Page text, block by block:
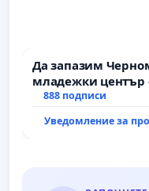
Да запазим
младежки център
за младите на
888 подписи
Уведомление за